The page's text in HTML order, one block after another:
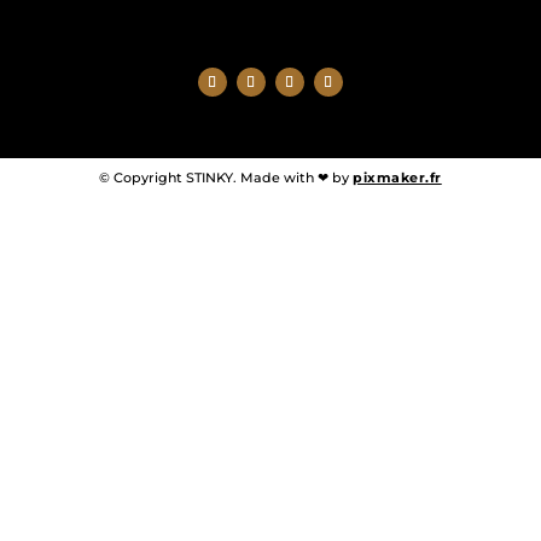
© Copyright STINKY. Made with ❤ bypixmaker.fr